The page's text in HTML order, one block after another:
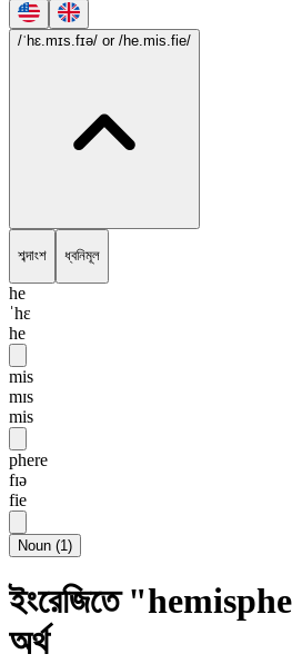
/ˈhɛ.mɪs.fɪə/ or /he.mis.fie/
শব্দাংশ ধ্বনিমূল
he
ˈhɛ
he
mis
mɪs
mis
phere
fɪə
fie
Noun (1)
ইংরেজিতে
অর্থ